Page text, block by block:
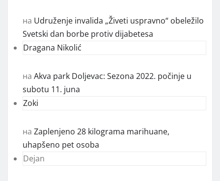
на Udruženje invalida „Živeti uspravno“ obeležilo
Svetski dan borbe protiv dijabetesa
Dragana Nikolić
на Akva park Doljevac: Sezona 2022. počinje u
subotu 11. juna
Zoki
на Zaplenjeno 28 kilograma marihuane,
uhapšeno pet osoba
Dejan